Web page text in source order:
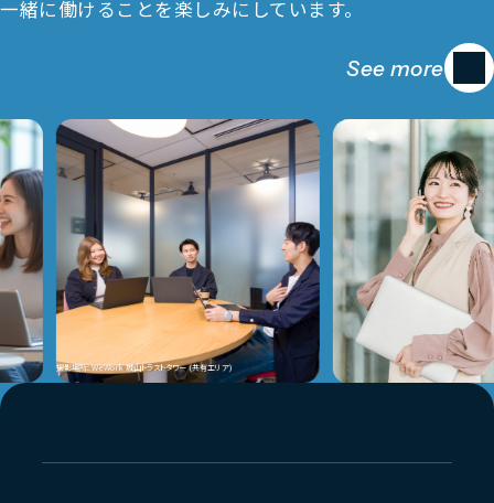
一緒に働けることを楽しみにしています。
See more
撮影場所: WeWork 城山トラストタワー (共有エリア)